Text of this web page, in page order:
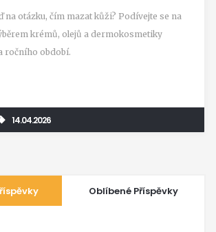
na otázku, čím mazat kůži? Podívejte se na
krémů, olejů a dermokosmetiky
ročního období.
14.04.2026
Oblíbené Příspěvky